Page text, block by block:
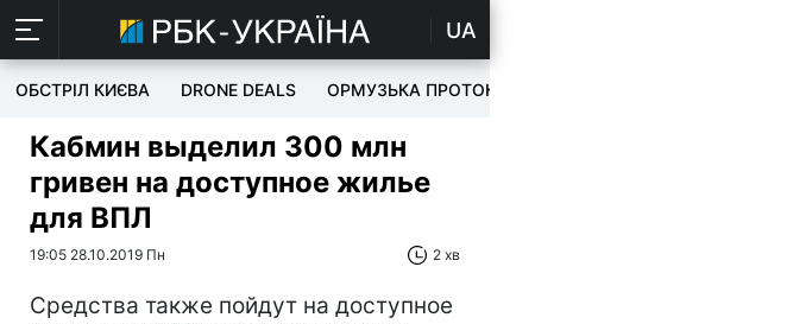
UA
ОБСТРІЛ КИЄВА DRONE DEALS ОРМУЗЬКА ПРОТОКА
Кабмин выделил 300 млн
гривен на доступное жилье
для ВПЛ
19:05 28.10.2019 Пн 2 хв
Средства также пойдут на доступное